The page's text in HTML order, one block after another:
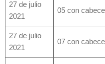
27 de julio
2021
05 con
27 de julio
2021
07 con